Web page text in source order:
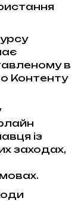
в
Контенту
із
заходах,